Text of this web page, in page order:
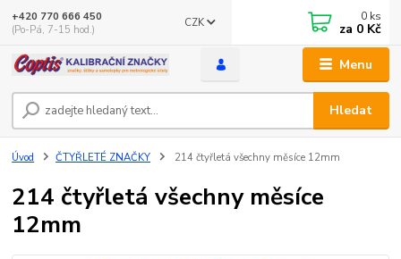
Menu
CZK
Hledat
+420 770 666 450
(Po-Pá, 7-15 hod.)
0 ks
za 0 Kč
Úvod ČTYŘLETÉ ZNAČKY 214 čtyřletá všechny měsíce 12mm
214 čtyřletá všechny měsíce
12mm